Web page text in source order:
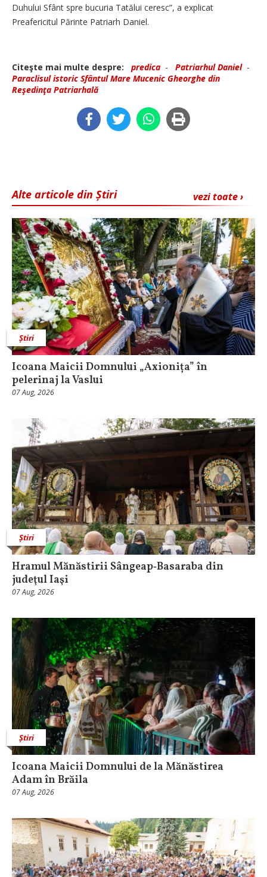
Duhului Sfânt spre bucuria Tatălui ceresc”, a ­explicat
Preafericitul Părinte ­Patriarh Daniel.
Citeşte mai multe despre: predica - Patriarhul Daniel-
Paraclisul istoric Sfântul Mare Mucenic Gheorghe din
Reşedinţa Patriarhală
vezi toate ›
Alte articole din Știri
Știri
Icoana Maicii Domnului „Axionița” în
pelerinaj la Vaslui
07 Aug, 2026
Știri
Hramul Mănăstirii Sângeap‑Basaraba din
judeţul Iaşi
07 Aug, 2026
Știri
Icoana Maicii Domnului de la Mănăstirea
Adam în Brăila
07 Aug, 2026